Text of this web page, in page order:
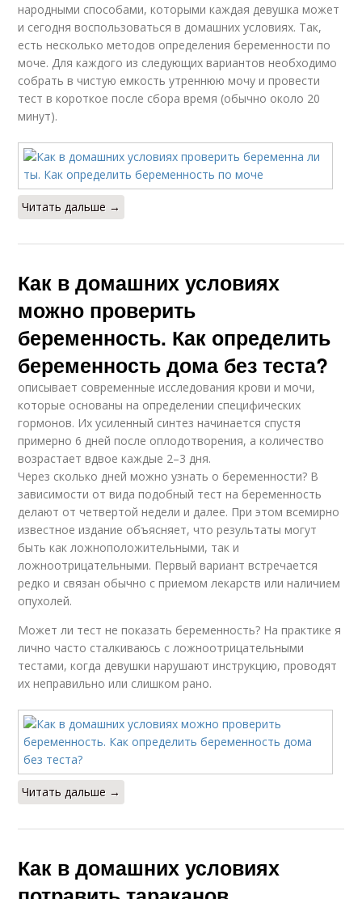
народными способами, которыми каждая девушка может
и сегодня воспользоваться в домашних условиях. Так,
есть несколько методов определения беременности по
моче. Для каждого из следующих вариантов необходимо
собрать в чистую емкость утреннюю мочу и провести
тест в короткое после сбора время (обычно около 20
минут).
Читать дальше →
Как в домашних условиях
можно проверить
беременность. Как определить
беременность дома без теста?
описывает современные исследования крови и мочи,
которые основаны на определении специфических
гормонов. Их усиленный синтез начинается спустя
примерно 6 дней после оплодотворения, а количество
возрастает вдвое каждые 2–3 дня.
Через сколько дней можно узнать о беременности? В
зависимости от вида подобный тест на беременность
делают от четвертой недели и далее. При этом всемирно
известное издание объясняет, что результаты могут
быть как ложноположительными, так и
ложноотрицательными. Первый вариант встречается
редко и связан обычно с приемом лекарств или наличием
опухолей.
Может ли тест не показать беременность? На практике я
лично часто сталкиваюсь с ложноотрицательными
тестами, когда девушки нарушают инструкцию, проводят
их неправильно или слишком рано.
Читать дальше →
Как в домашних условиях